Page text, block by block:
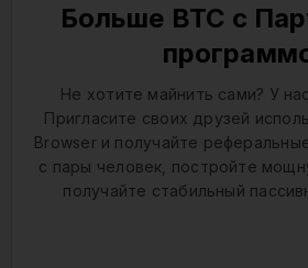
Больше BTC с
Не хотите майнить сами? У
Пригласите своих друзей
Browser и получайте
с пары человек, постройте
получайте стабильный